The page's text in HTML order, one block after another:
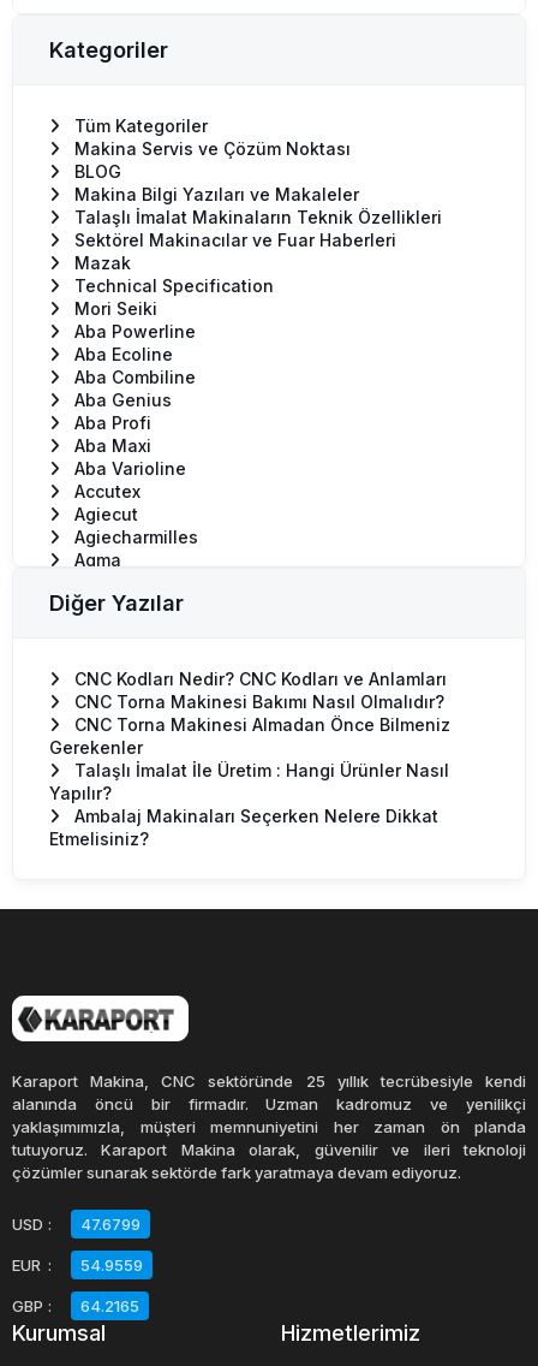
Kategoriler
Tüm Kategoriler
Makina Servis ve Çözüm Noktası
BLOG
Makina Bilgi Yazıları ve Makaleler
Talaşlı İmalat Makinaların Teknik Özellikleri
Sektörel Makinacılar ve Fuar Haberleri
Mazak
Technical Specification
Mori Seiki
Aba Powerline
Aba Ecoline
Aba Combiline
Aba Genius
Aba Profi
Aba Maxi
Aba Varioline
Accutex
Agiecut
Agiecharmilles
Agma
Akira Seiki
Anayak
Ares Seiki
Argo
Arıon
Awea
Axa
Diğer Yazılar
CNC Kodları Nedir? CNC Kodları ve Anlamları
CNC Torna Makinesi Bakımı Nasıl Olmalıdır?
CNC Torna Makinesi Almadan Önce Bilmeniz
Gerekenler
Talaşlı İmalat İle Üretim : Hangi Ürünler Nasıl
Yapılır?
Ambalaj Makinaları Seçerken Nelere Dikkat
Etmelisiniz?
Karaport Makina, CNC sektöründe 25 yıllık tecrübesiyle kendi
alanında öncü bir firmadır. Uzman kadromuz ve yenilikçi
yaklaşımımızla, müşteri memnuniyetini her zaman ön planda
tutuyoruz. Karaport Makina olarak, güvenilir ve ileri teknoloji
çözümler sunarak sektörde fark yaratmaya devam ediyoruz.
USD : 47.6799
EUR : 54.9559
GBP : 64.2165
Kurumsal Hizmetlerimiz